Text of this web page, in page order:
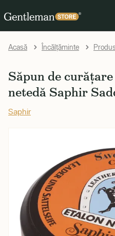
Acasă Încălțăminte
Săpun de
netedă Saphir
Saphir